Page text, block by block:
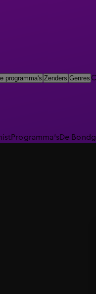
programma's Zenders Genres
Programma'sDe